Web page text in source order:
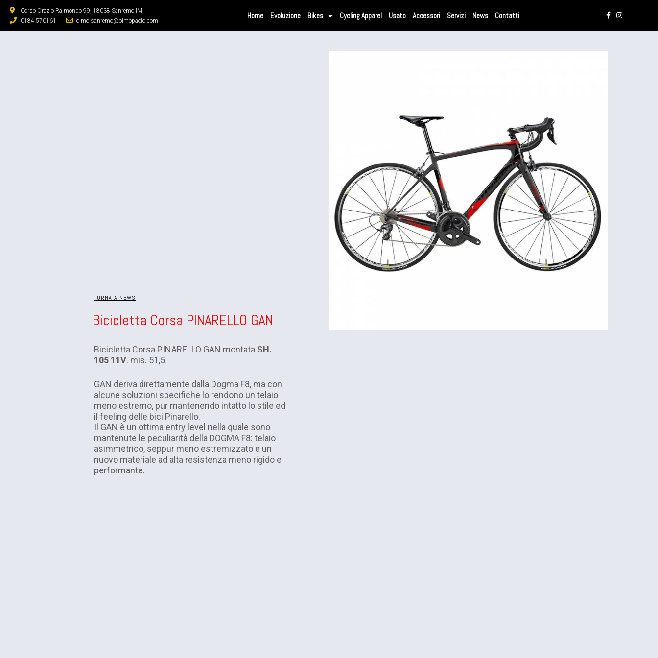
Corso Orazio Raimondo 99, 18038 Sanremo IM
0184 570161
olmo.sanremo@olmopaolo.com
Home Evoluzione Bikes Cycling Apparel Usato Accessori Servizi News Contatti
TORNA A NEWS
Bicicletta Corsa PINARELLO GAN
Bicicletta Corsa PINARELLO GAN montata SH.
105 11V. mis. 51,5
GAN deriva direttamente dalla Dogma F8, ma con
alcune soluzioni specifiche lo rendono un telaio
meno estremo, pur mantenendo intatto lo stile ed
il feeling delle bici Pinarello.
Il GAN è un ottima entry level nella quale sono
mantenute le peculiarità della DOGMA F8: telaio
asimmetrico, seppur meno estremizzato e un
nuovo materiale ad alta resistenza meno rigido e
performante.